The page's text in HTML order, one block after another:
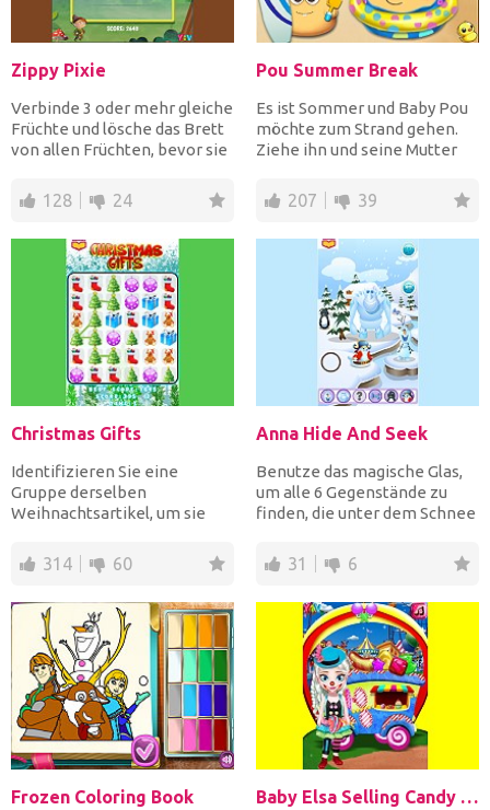
Zippy Pixie
Verbinde 3 oder mehr gleiche
Früchte und lösche das Brett
von allen Früchten, bevor sie
128 24
Pou Summer Break
Es ist Sommer und Baby Pou
möchte zum Strand gehen.
Ziehe ihn und seine Mutter
207 39
Christmas Gifts
Identifizieren Sie eine
Gruppe derselben
Weihnachtsartikel, um sie
Wenn du...
314 60
Anna Hide And Seek
Benutze das magische Glas,
um alle 6 Gegenstände zu
finden, die unter dem Schnee
31 6
Frozen Coloring Book Baby Elsa Selling Candy Day